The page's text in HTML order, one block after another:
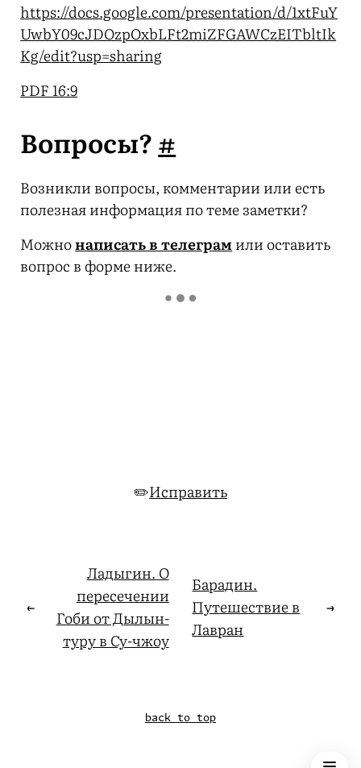
https://docs.google.com/presentation/d/1xtFuY
UwbY09cJDOzpOxbLFt2miZFGAWCzEITbltIk
Kg/edit?usp=sharing
PDF 16:9
Вопросы?#
Возникли вопросы, комментарии или есть
полезная информация по теме заметки?
Можнонаписать в телеграмили оставить
вопрос в форме ниже.
✏️Исправить
←
Ладыгин. О
пересечении
Гоби от Дылын-
туру в Су-чжоу
Барадин.
Путешествие в
Лавран
→
back to top